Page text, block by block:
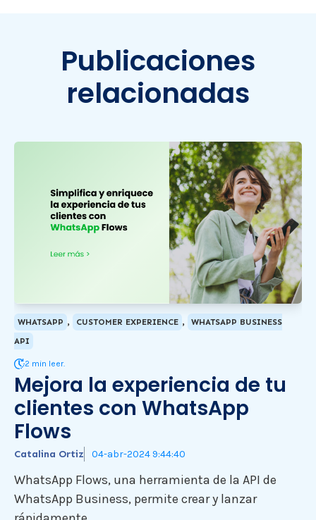
Publicaciones
relacionadas
WHATSAPP , CUSTOMER EXPERIENCE ,
WHATSAPP BUSINESS
API
2 min leer.
Mejora la experiencia de tu
clientes con WhatsApp
Flows
Catalina Ortiz 04-abr-2024 9:44:40
WhatsApp Flows, una herramienta de la API de
WhatsApp Business, permite crear y lanzar